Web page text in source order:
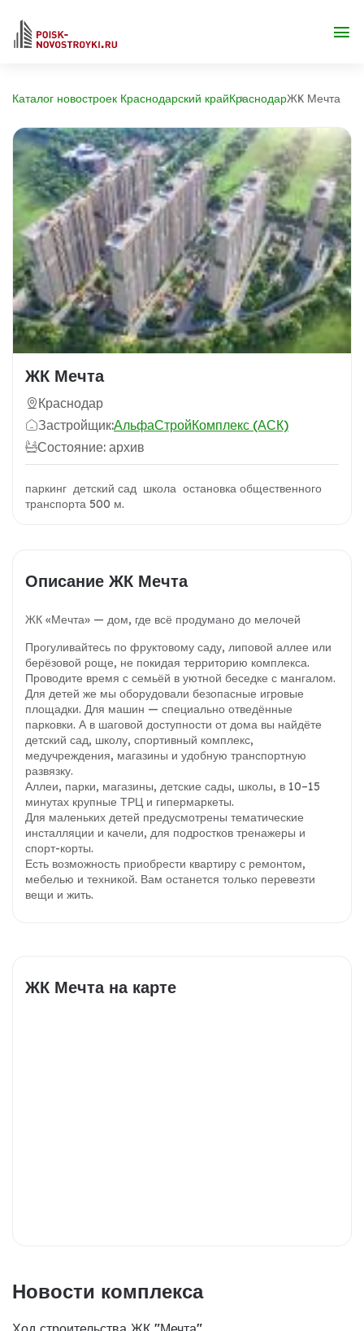
Каталог новостроек Краснодарский крайКраснодарЖК Мечта
ЖК Мечта
Краснодар
Застройщик:АльфаСтройКомплекс (АСК)
Состояние: архив
паркинг детский сад школа остановка общественного
транспорта 500 м.
Описание ЖК Мечта
ЖК «Мечта» — дом, где всё продумано до мелочей
Прогуливайтесь по фруктовому саду, липовой аллее или
берёзовой роще, не покидая территорию комплекса.
Проводите время с семьёй в уютной беседке с мангалом.
Для детей же мы оборудовали безопасные игровые
площадки. Для машин — специально отведённые
парковки. А в шаговой доступности от дома вы найдёте
детский сад, школу, спортивный комплекс,
медучреждения, магазины и удобную транспортную
развязку.
Аллеи, парки, магазины, детские сады, школы, в 10–15
минутах крупные ТРЦ и гипермаркеты.
Для маленьких детей предусмотрены тематические
инсталляции и качели, для подростков тренажеры и
спорт-корты.
Есть возможность приобрести квартиру с ремонтом,
мебелью и техникой. Вам останется только перевезти
вещи и жить.
ЖК Мечта на карте
Новости комплекса